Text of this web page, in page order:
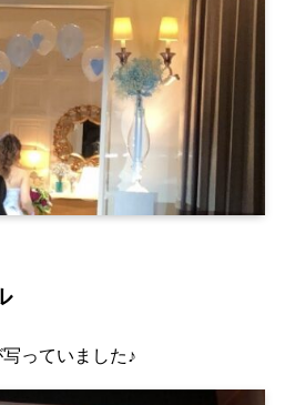
っていました♪